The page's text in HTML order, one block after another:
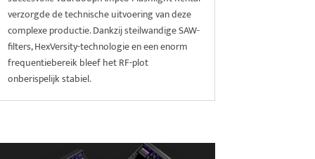
verzorgde de technische uitvoering van deze
complexe productie. Dankzij steilwandige SAW-
filters, HexVersity-technologie en een enorm
frequentiebereik bleef het RF-plot
onberispelijk stabiel.